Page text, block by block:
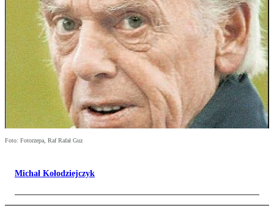
Foto: Fotorzepa, Raf Rafał Guz
Michał Kołodziejczyk